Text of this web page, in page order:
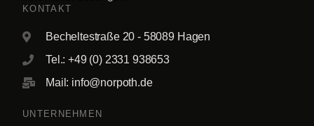
KONTAKT
Becheltestraße 20 - 58089 Hagen
Tel.: +49 (0) 2331 938653
Mail: info@norpoth.de
UNTERNEHMEN